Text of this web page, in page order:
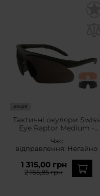
АКЦІЯ
Тактичні окуляри Swiss
Eye Raptor Medium -
Час
відправлення: Негайно
1 315,00 грн
2 165,85 грн